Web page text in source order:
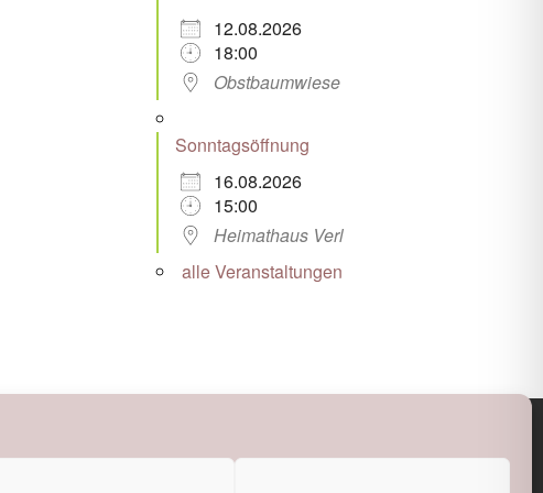
12.08.2026
18:00
Obstbaumwiese
Sonntagsöffnung
16.08.2026
15:00
Heimathaus Verl
alle Veranstaltungen